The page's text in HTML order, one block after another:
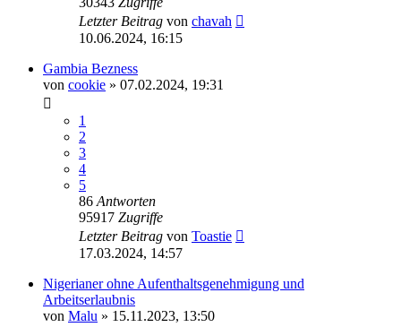
Letzter Beitrag von chavah
10.06.2024, 16:15
Gambia Bezness
von cookie » 07.02.2024, 19:31
1
2
3
4
5
86 Antworten
95917 Zugriffe
Letzter Beitrag von Toastie
17.03.2024, 14:57
Nigerianer ohne Aufenthaltsgenehmigung und
Arbeitserlaubnis
von Malu » 15.11.2023, 13:50